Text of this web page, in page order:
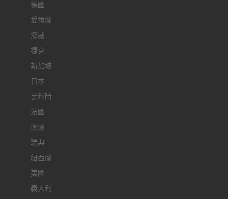
德國
愛爾蘭
挪威
捷克
新加坡
日本
比利時
法國
澳洲
瑞典
紐西蘭
美國
義大利